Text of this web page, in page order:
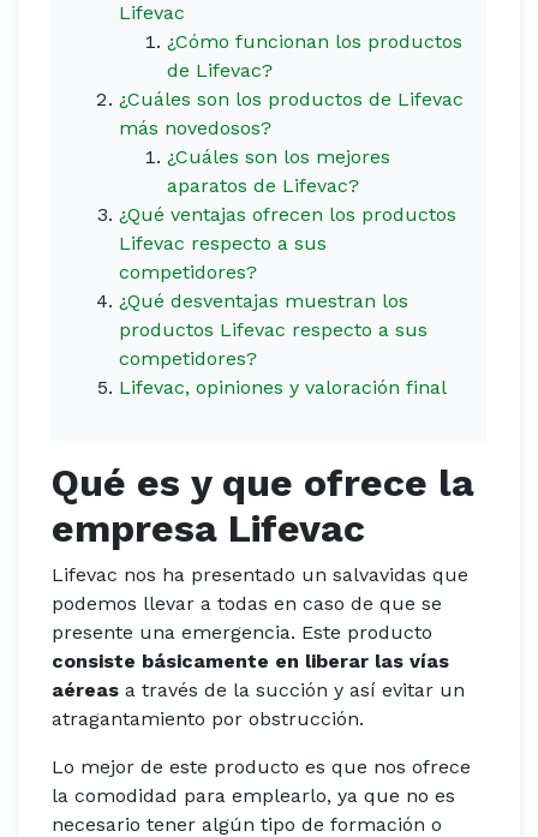
Lifevac
¿Cómo funcionan los productos
de Lifevac?
¿Cuáles son los productos de Lifevac
más novedosos?
¿Cuáles son los mejores
aparatos de Lifevac?
¿Qué ventajas ofrecen los productos
Lifevac respecto a sus
competidores?
¿Qué desventajas muestran los
productos Lifevac respecto a sus
competidores?
Lifevac, opiniones y valoración final
Qué es y que ofrece la
empresa Lifevac
Lifevac nos ha presentado un salvavidas que
podemos llevar a todas en caso de que se
presente una emergencia. Este producto
consiste básicamente en liberar las vías
aéreas a través de la succión y así evitar un
atragantamiento por obstrucción.
Lo mejor de este producto es que nos ofrece
la comodidad para emplearlo, ya que no es
necesario tener algún tipo de formación o